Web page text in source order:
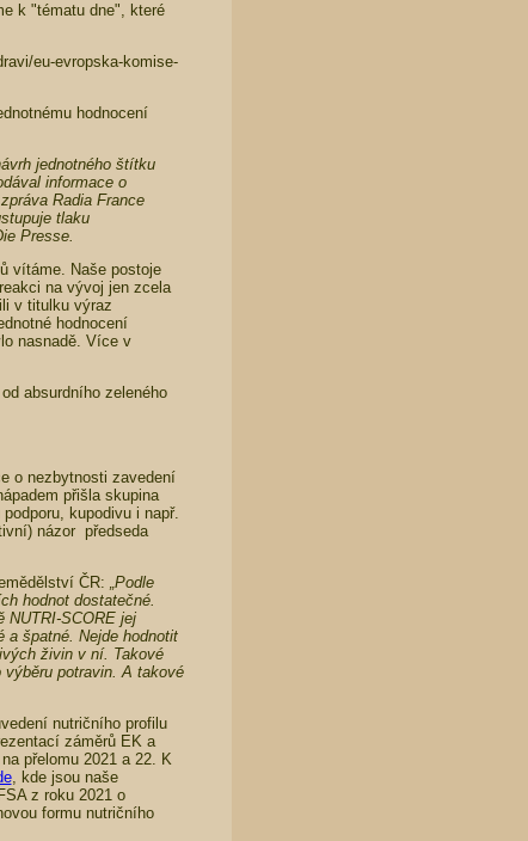
k "tématu dne", které
eu-evropska-komise-
hodnocení
jednotného štítku
informace o
Radia France
tlaku
Presse.
vítáme. Naše postoje
na vývoj jen zcela
v titulku výraz
hodnocení
nasnadě. Více v
absurdního zeleného
o nezbytnosti zavedení
přišla skupina
kupodivu i např.
názor předseda
ČR: „Podle
hodnot dostatečné.
NUTRI-SCORE jej
a špatné. Nejde hodnotit
živin v ní. Takové
výběru potravin. A takové
nutričního profilu
záměrů EK a
přelomu 2021 a 22. K
, kde jsou naše
z roku 2021 o
formu nutričního